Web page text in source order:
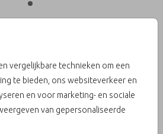
vergelijkbare technieken om een
te bieden, ons websiteverkeer en
en voor marketing- en sociale
van gepersonaliseerde
x 1 Prijs:€ 0,45